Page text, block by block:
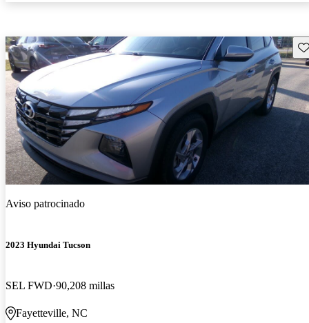
Aviso patrocinado
2023 Hyundai Tucson
SEL FWD 90,208 millas
Fayetteville, NC